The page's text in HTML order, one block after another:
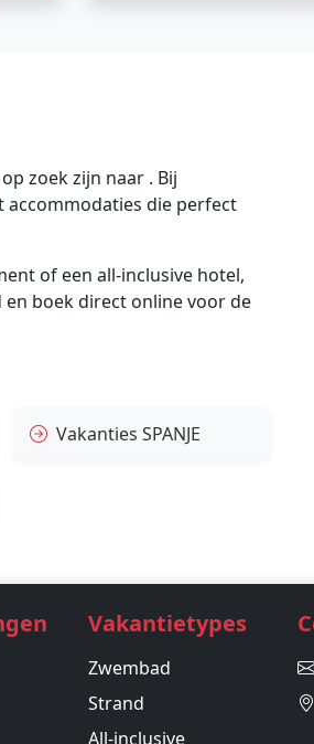
zoek zijn naar . Bij
accommodaties die perfect
of een all-inclusive hotel,
boek direct online voor de
Vakanties SPANJE
Vakantietypes
Zwembad
Strand
All-inclusive